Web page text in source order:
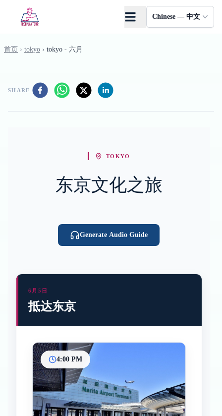
Chinese — 中文
首页 › tokyo › tokyo - 六月
SHARE
TOKYO
东京文化之旅
Generate Audio Guide
6月5日
抵达东京
4:00 PM